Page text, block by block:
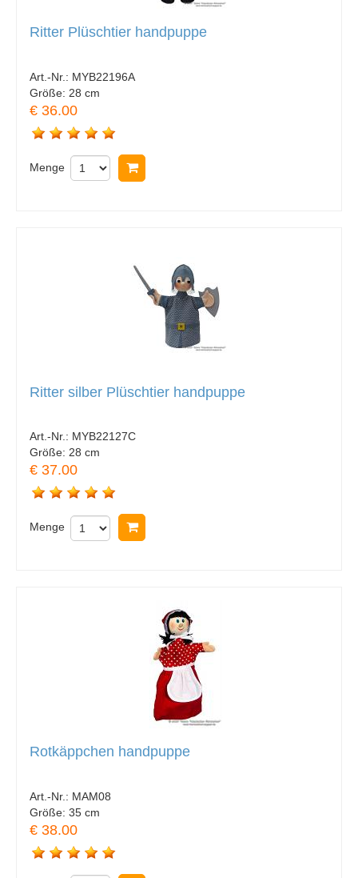
Ritter Plüschtier handpuppe
Art.-Nr.: MYB22196A
Größe: 28 cm
€ 36.00
Menge
Ritter silber Plüschtier handpuppe
Art.-Nr.: MYB22127C
Größe: 28 cm
€ 37.00
Menge
Rotkäppchen handpuppe
Art.-Nr.: MAM08
Größe: 35 cm
€ 38.00